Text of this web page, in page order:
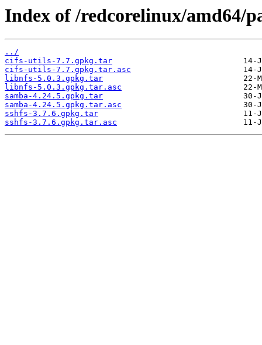
Index of /redcorelinux/amd64/
../
cifs-utils-7.7.gpkg.tar
cifs-utils-7.7.gpkg.tar.asc
libnfs-5.0.3.gpkg.tar
libnfs-5.0.3.gpkg.tar.asc
samba-4.24.5.gpkg.tar
samba-4.24.5.gpkg.tar.asc
sshfs-3.7.6.gpkg.tar
sshfs-3.7.6.gpkg.tar.asc